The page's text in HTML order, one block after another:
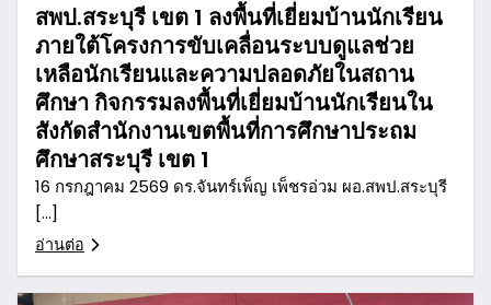
สพป.สระบุรี เขต 1 ลงพื้นที่เยี่ยมบ้านนักเรียน
ภายใต้โครงการขับเคลื่อนระบบดูแลช่วย
เหลือนักเรียนและความปลอดภัยในสถาน
ศึกษา กิจกรรมลงพื้นที่เยี่ยมบ้านนักเรียนใน
สังกัดสำนักงานเขตพื้นที่การศึกษาประถม
ศึกษาสระบุรี เขต 1
16 กรกฎาคม 2569 ดร.จันทร์เพ็ญ เพ็ชรอ่วม ผอ.สพป.สระบุรี
[…]
อ่านต่อ